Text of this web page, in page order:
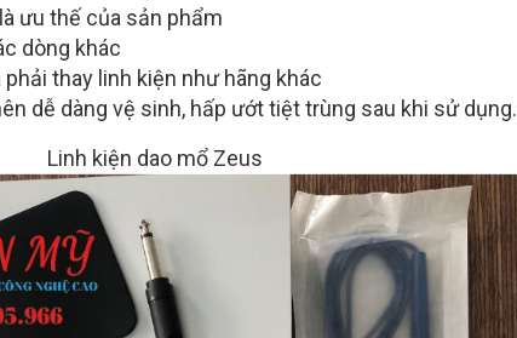
ưu thế của sản phẩm
dòng khác
thay linh kiện như hãng khác
dễ dàng vệ sinh, hấp ướt tiệt trùng sau khi sử dụng.
Linh kiện dao mổ Zeus